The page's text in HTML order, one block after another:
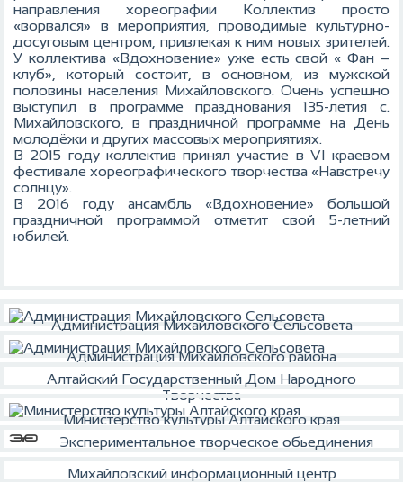
направления хореографии Коллектив просто
«ворвался» в мероприятия, проводимые культурно-
досуговым центром, привлекая к ним новых зрителей.
У коллектива «Вдохновение» уже есть свой « Фан –
клуб», который состоит, в основном, из мужской
половины населения Михайловского. Очень успешно
выступил в программе празднования 135-летия с.
Михайловского, в праздничной программе на День
молодёжи и других массовых мероприятиях.
В 2015 году коллектив принял участие в VI краевом
фестивале хореографического творчества «Навстречу
солнцу».
В 2016 году ансамбль «Вдохновение» большой
праздничной программой отметит свой 5-летний
юбилей.
Администрация Михайловского Сельсовета
Администрация Михайловского района
Алтайский Государственный Дом Народного
Творчества
Министерство культуры Алтайского края
Экспериментальное творческое обьединения
Михайловский информационный центр